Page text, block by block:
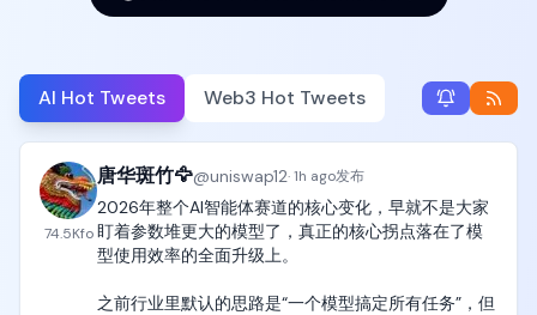
AI Hot Tweets Web3 Hot Tweets
74.5Kfo
唐华斑竹🦅@uniswap12·1h ago发布
2026年整个AI智能体赛道的核心变化，早就不是大家
盯着参数堆更大的模型了，真正的核心拐点落在了模
型使用效率的全面升级上。
之前行业里默认的思路是“一个模型搞定所有任务”，但